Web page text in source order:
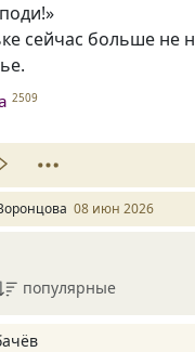
сейчас больше не
2509
08 июн 2026
популярные